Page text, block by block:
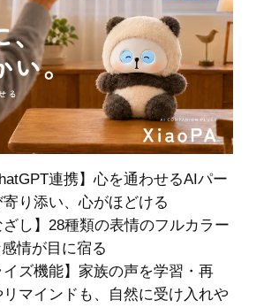
連携】心を通わせるAIパー
寄り添い、心がほどける
ざし】28種類の表情のフルカラー
情が目に宿る
イズ機能】家族の声を学習・再
マインドも、自然に受け入れや